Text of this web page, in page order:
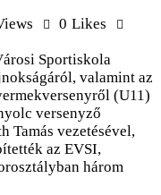
0 Likes
Sportiskola
valamint az
(U11)
versenyző
Tamás vezetésével,
az EVSI,
három